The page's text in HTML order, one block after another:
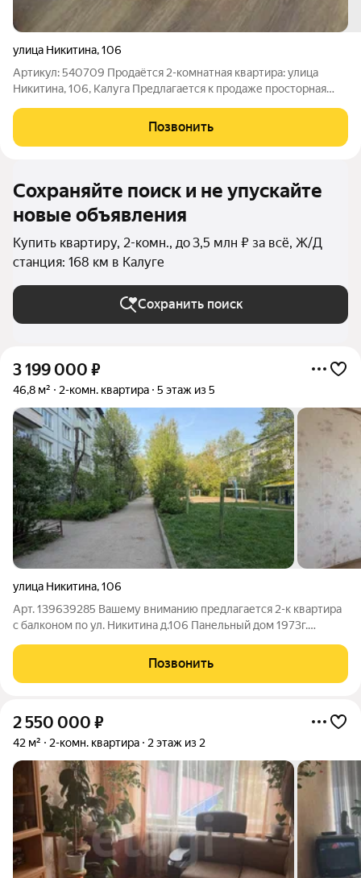
улица Никитина,106
Артикул: 540709 Продаётся 2-комнатная квартира: улица
Никитина, 106, Калуга Предлагается к продаже просторная
приобрести жильё с хорошим потенциалом для создания
современного и комфортного
Позвонить
Сохраняйте поиск и не упускайте
новые объявления
Купить квартиру, 2-комн., до 3,5 млн ₽ за всё, Ж/Д
станция: 168 км в Калуге
Сохранить поиск
3 199 000 ₽
46,8 м² 2-комн. квартира 5 этаж из 5
улица Никитина,106
Арт. 139639285 Вашему вниманию предлагается 2-к квaртиpа
с балконoм по ул. Никитина д.106 Панельный дом 1973г.
разные стороны дома -
Позвонить
2 550 000 ₽
42 м² 2-комн. квартира 2 этаж из 2